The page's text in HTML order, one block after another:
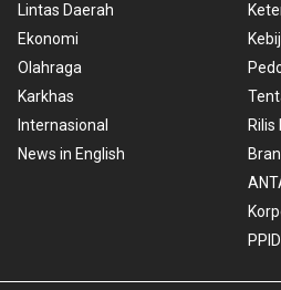
Lintas Daerah
Ekonomi
Olahraga
Karkhas
Internasional
News in English
Rilis
PPID